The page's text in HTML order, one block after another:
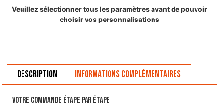
Veuillez sélectionner tous les paramètres avant de pouvoir
choisir vos personnalisations
Description Informations complémentaires
VOTRE COMMANDE ÉTAPE PAR ÉTAPE